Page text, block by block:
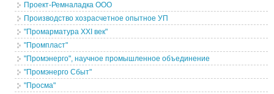
Проект-Ремналадка ООО
Производство хозрасчетное опытное УП
"Промарматура XXI век"
"Промпласт"
"Промэнерго", научное промышленное объединение
"Промэнерго Сбыт"
"Просма"